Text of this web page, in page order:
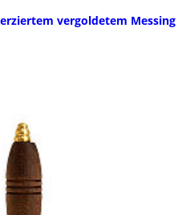
vergoldetem Messing